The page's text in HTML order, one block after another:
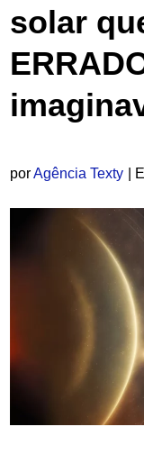
solar
porAgência Texty |